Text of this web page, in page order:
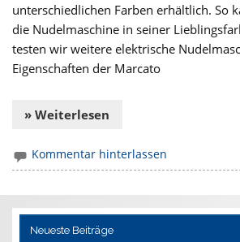
unterschiedlichen Farben erhältlich. So
die Nudelmaschine in seiner
testen wir weitere elektrische
Eigenschaften der Marcato
» Weiterlesen
Kommentar hinterlassen
Neueste Beiträge